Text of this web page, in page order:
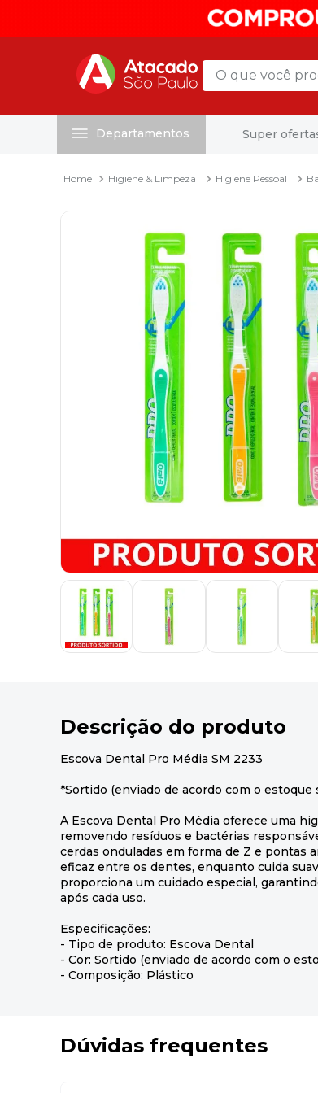
O que você
Departamentos Super
Higiene & Limpeza Higiene Pessoal
Descrição do produto
Escova Dental Pro Média SM 2233
*Sortido (enviado de acordo com o estoque
A Escova Dental Pro Média oferece uma
removendo resíduos e bactérias
cerdas onduladas em forma de Z e pontas
eficaz entre os dentes, enquanto cuida
proporciona um cuidado especial,
após cada uso.
Especificações:
- Tipo de produto: Escova Dental
- Cor: Sortido (enviado de acordo com o
- Composição: Plástico
Dúvidas frequentes
papel toalha